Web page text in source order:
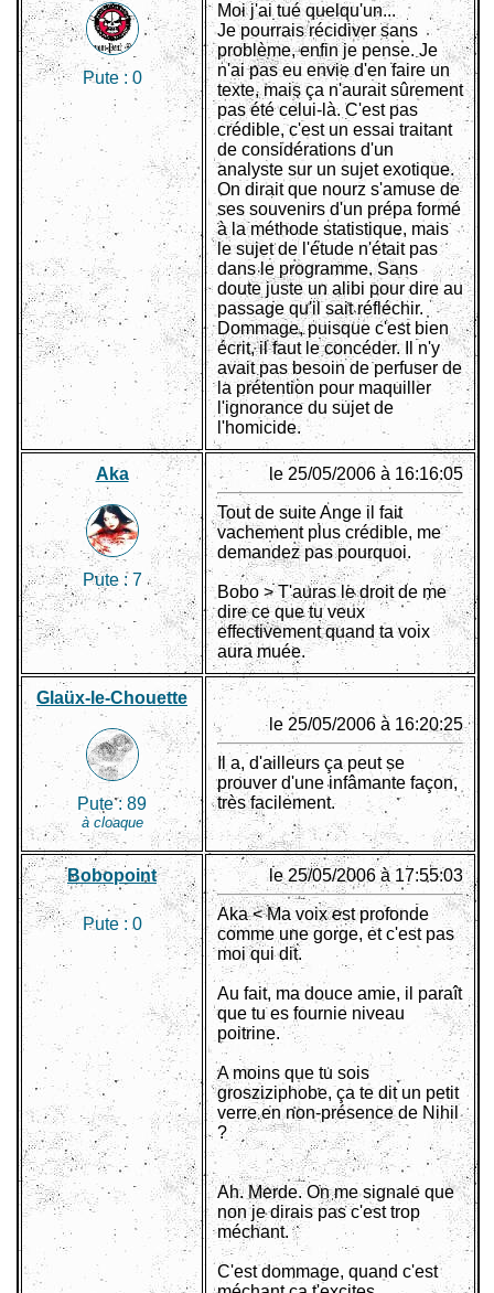
Pute : 0
Moi j'ai tué quelqu'un...
Je pourrais récidiver sans
problème, enfin je pense. Je
n'ai pas eu envie d'en faire un
texte, mais ça n'aurait sûrement
pas été celui-là. C'est pas
crédible, c'est un essai traitant
de considérations d'un
analyste sur un sujet exotique.
On dirait que nourz s'amuse de
ses souvenirs d'un prépa formé
à la méthode statistique, mais
le sujet de l'étude n'était pas
dans le programme. Sans
doute juste un alibi pour dire au
passage qu'il sait réfléchir.
Dommage, puisque c'est bien
écrit, il faut le concéder. Il n'y
avait pas besoin de perfuser de
la prétention pour maquiller
l'ignorance du sujet de
l'homicide.
Aka
Pute :7
le 25/05/2006 à 16:16:05
Tout de suite Ange il fait
vachement plus crédible, me
demandez pas pourquoi.
Bobo > T'auras le droit de me
dire ce que tu veux
effectivement quand ta voix
aura muée.
Glaüx-le-Chouette
Pute :89
à cloaque
le 25/05/2006 à 16:20:25
Il a, d'ailleurs ça peut se
prouver d'une infâmante façon,
très facilement.
Bobopoint
Pute : 0
le 25/05/2006 à 17:55:03
Aka < Ma voix est profonde
comme une gorge, et c'est pas
moi qui dit.
Au fait, ma douce amie, il paraît
que tu es fournie niveau
poitrine.
A moins que tu sois
grosziziphobe, ça te dit un petit
verre en non-présence de Nihil
?
Ah. Merde. On me signale que
non je dirais pas c'est trop
méchant.
C'est dommage, quand c'est